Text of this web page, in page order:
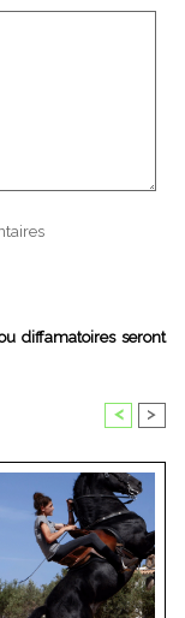
diffamatoires seront
< >